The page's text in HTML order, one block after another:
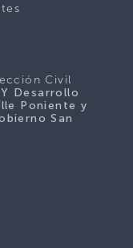
Civil
Desarrollo
Poniente y
San